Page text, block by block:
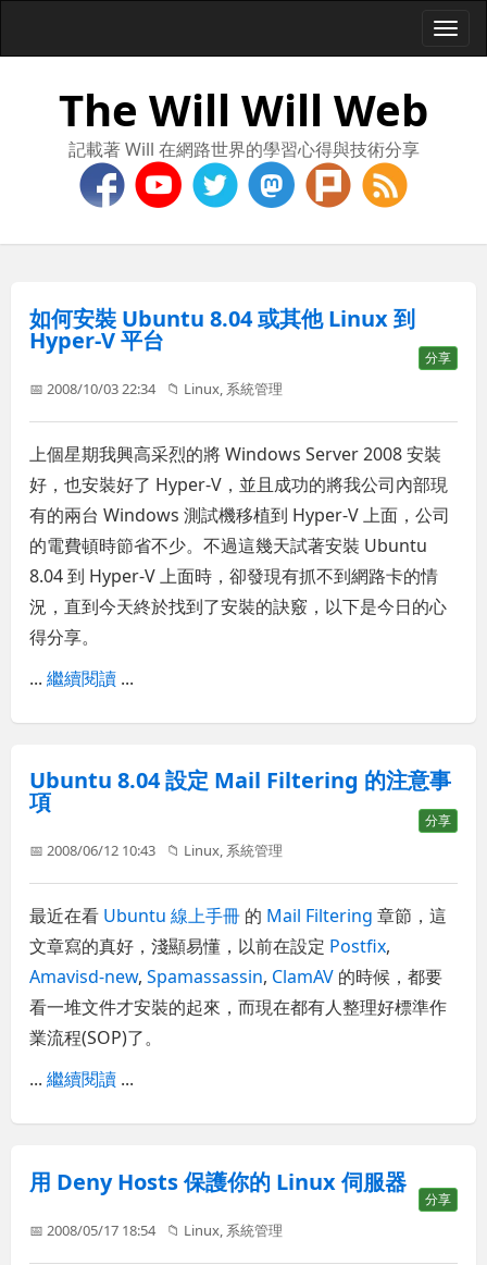
The Will Will Web
記載著 Will 在網路世界的學習心得與技術分享
如何安裝 Ubuntu 8.04 或其他 Linux 到
Hyper-V 平台
分享
📅 2008/10/03 22:34 📁 Linux 系統管理
上個星期我興高采烈的將 Windows Server 2008 安裝
好，也安裝好了 Hyper-V，並且成功的將我公司內部現
有的兩台 Windows 測試機移植到 Hyper-V 上面，公司
的電費頓時節省不少。不過這幾天試著安裝 Ubuntu
8.04 到 Hyper-V 上面時，卻發現有抓不到網路卡的情
況，直到今天終於找到了安裝的訣竅，以下是今日的心
得分享。
...繼續閱讀 ...
Ubuntu 8.04 設定 Mail Filtering 的注意事
項
分享
📅 2008/06/12 10:43 📁 Linux, 系統管理
最近在看 Ubuntu 線上手冊 的 Mail Filtering 章節，這
文章寫的真好，淺顯易懂，以前在設定 Postfix,
Amavisd-new,Spamassassin, ClamAV 的時候，都要
看一堆文件才安裝的起來，而現在都有人整理好標準作
業流程(SOP)了。
...繼續閱讀 ...
用 Deny Hosts 保護你的 Linux 伺服器
分享
📅 2008/05/17 18:54 📁 Linux, 系統管理